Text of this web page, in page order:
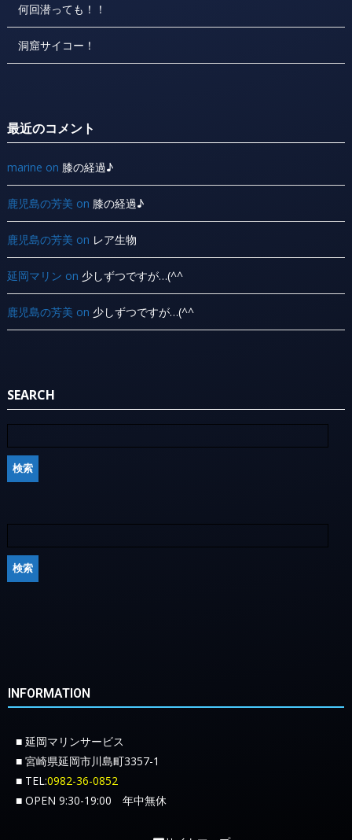
何回潜っても！！
洞窟サイコー！
最近のコメント
marine on 膝の経過♪
鹿児島の芳美 on 膝の経過♪
鹿児島の芳美 on レア生物
延岡マリン on 少しずつですが…(^^ ゞ
鹿児島の芳美 on 少しずつですが…(^^ ゞ
SEARCH
INFORMATION
■ 延岡マリンサービス
■ 宮崎県延岡市川島町3357-1
■ TEL:0982-36-0852
■ OPEN 9:30-19:00 年中無休